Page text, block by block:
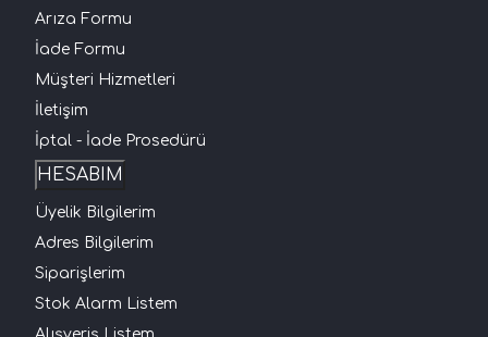
Arıza Formu
İade Formu
Müşteri Hizmetleri
İletişim
İptal - İade Prosedürü
HESABIM
Üyelik Bilgilerim
Adres Bilgilerim
Siparişlerim
Stok Alarm Listem